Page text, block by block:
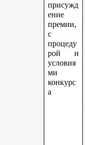
присужд
ение
премии,
с
процеду
рой и
условия
ми
конкурс
а